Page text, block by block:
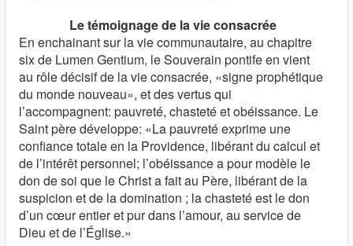
Le témoignage de la vie consacrée
En enchainant sur la vie communautaire, au chapitre
six de Lumen Gentium, le Souverain pontife en vient
au rôle décisif de la vie consacrée, «signe prophétique
du monde nouveau», et des vertus qui
l’accompagnent: pauvreté, chasteté et obéissance. Le
Saint père développe: «La pauvreté exprime une
confiance totale en la Providence, libérant du calcul et
de l’intérêt personnel; l’obéissance a pour modèle le
don de soi que le Christ a fait au Père, libérant de la
suspicion et de la domination ; la chasteté est le don
d’un cœur entier et pur dans l’amour, au service de
Dieu et de l’Église.»